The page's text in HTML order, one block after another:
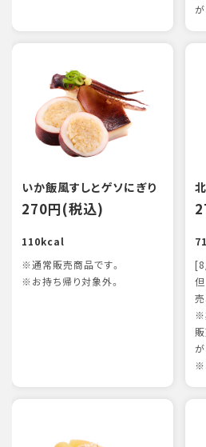
いか飯風すしとゲソにぎり
270円(税込)
110kcal
※通常販売商品です。
※お持ち帰り対象外。
※
※